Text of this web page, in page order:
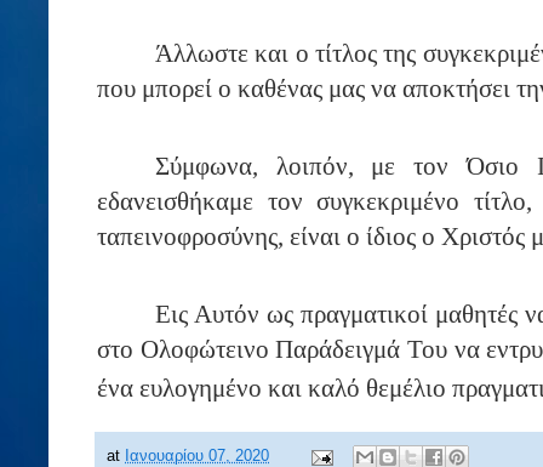
Άλλωστε και ο τίτλος της
που μπορεί ο καθένας μας να αποκτήσει
Σύμφωνα, λοιπόν, με τον Όσιο
εδανεισθήκαμε τον συγκεκριμένο
ταπεινοφροσύνης, είναι ο ίδιος ο Χριστός
Εις Αυτόν ως πραγματικοί μαθητές
στο Ολοφώτεινο Παράδειγμά Του να
ένα ευλογημένο και καλό θεμέλιο
at Ιανουαρίου 07, 2020